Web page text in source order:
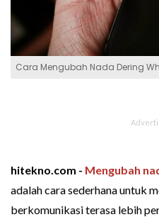
Cara Mengubah Nada Dering
hitekno.com - Mengubah
adalah cara sederhana untuk
berkomunikasi terasa lebih